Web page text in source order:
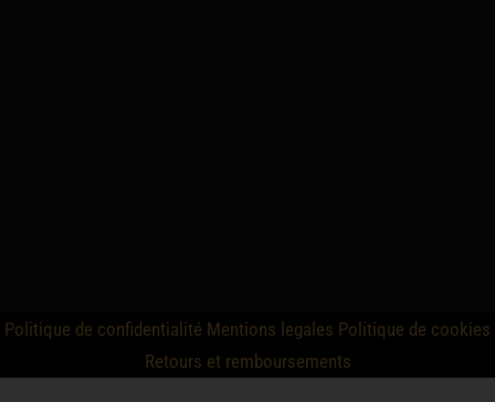
Politique de confidentialité Mentions legales Politique de cookies
Retours et remboursements